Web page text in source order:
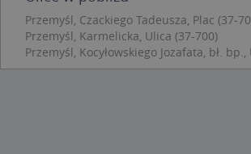
Przemyśl, Czackiego Tadeusza, Plac (37-
Przemyśl, Karmelicka, Ulica (37-700)
Przemyśl, Kocyłowskiego Jozafata, bł.